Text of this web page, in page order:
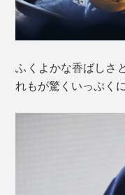
ふくよかな香ばしさ
れもが驚くいっぷく